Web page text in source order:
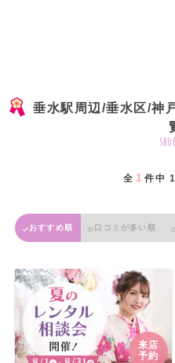
垂水駅周辺/垂水区/神
全 1 件中
おすすめ順 口コミが多い順
来店
予約